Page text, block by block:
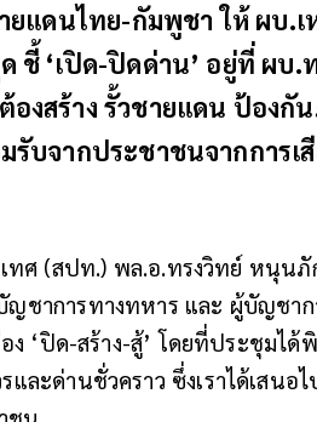
ยแดนไทย-กัมพูชา ให้ ผบ.
ชี้ ‘เปิด-ปิดด่าน’ อยู่ที่ ผบ.
งสร้าง รั้วชายแดน ป้องกั
บจากประชาชนจากการเ
ทศ (สปท.) พล.อ.ทรงวิทย์ หนุน
ชาการทางทหาร และ ผู้บัญชา
‘ปิด-สร้าง-สู้’ โดยที่ประชุมได้
ละด่านชั่วคราว ซึ่งเราได้เสนอไ